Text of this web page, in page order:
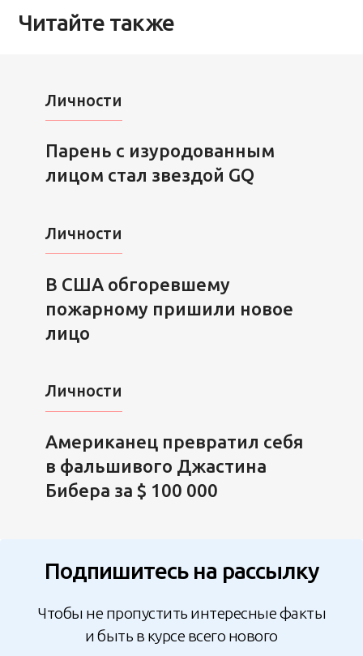
Читайте также
Личности
Парень с изуродованным
лицом стал звездой GQ
Личности
В США обгоревшему
пожарному пришили новое
лицо
Личности
Американец превратил себя
в фальшивого Джастина
Бибера за $ 100 000
Подпишитесь на рассылку
Чтобы не пропустить интересные факты
и быть в курсе всего нового